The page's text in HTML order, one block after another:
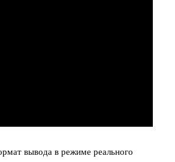
вывода в режиме реального